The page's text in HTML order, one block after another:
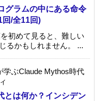
グラムの中にある命令
回/全11回)
初めて見ると、難しい
るかもしれません。 ...
学ぶClaude Mythos時代
は何か？インシデン